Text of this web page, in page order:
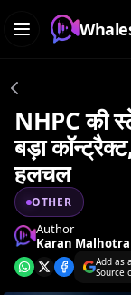
NHPC की
बड़ा
हलचल
OTHER
Author
Karan Malhotra
Add as
Source